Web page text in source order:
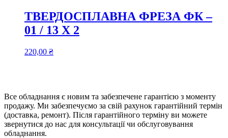
ТВЕРДОСПЛАВНА ФРЕЗА ФК –
01 / 13 Х 2
220,00 ₴
Все обладнання є новим та забезпечене гарантією з моменту
продажу. Ми забезпечуємо за свій рахунок гарантійний термін
(доставка, ремонт). Після гарантійного терміну ви можете
звернутися до нас для консультації чи обслуговування
обладнання.